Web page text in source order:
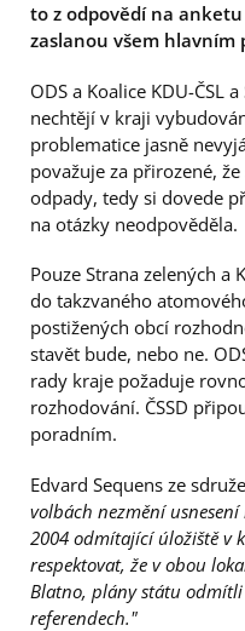
to z odpovědí na
zaslanou všem
ODS a Koalice KDU-ČSL
nechtějí v kraji
problematice jasně
považuje za přirozené,
odpady, tedy si dovede
na otázky neodpověděla.
Pouze Strana zelených a
do takzvaného
postižených obcí
stavět bude, nebo ne.
rady kraje požaduje
rozhodování. ČSSD
poradním.
Edvard Sequens ze
volbách nezmění
2004 odmítající úložiště v
respektovat, že v obou
Blatno, plány státu
referendech."